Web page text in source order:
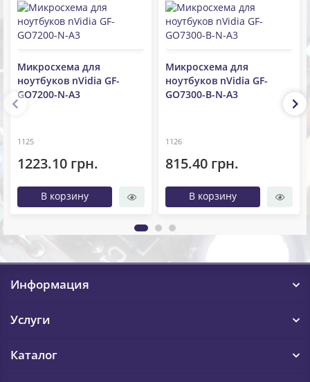
Микросхема для
ноутбуков nVidia GF-
GO7200-N-A3
1125
1223.10 грн.
В корзину
Микросхема для
ноутбуков nVidia GF-
GO7300-B-N-A3
1126
815.40 грн.
В корзину
Информация
Услуги
Каталог